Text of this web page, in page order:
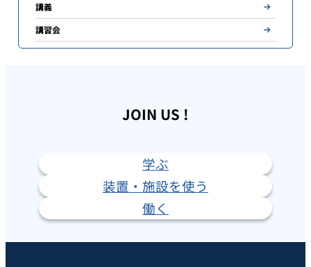
講義
講習会
JOIN US !
学ぶ
装置・施設を使う
働く